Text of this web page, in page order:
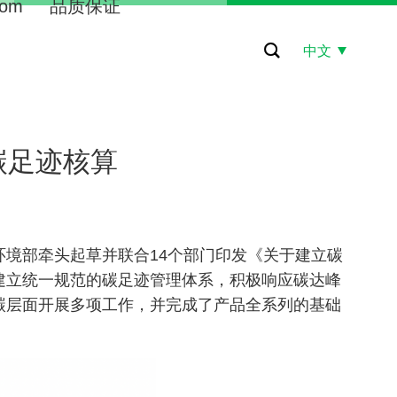
品质保证
中文
迹核算
部牵头起草并联合14个部门印发《关于建立碳
统一规范的碳足迹管理体系，积极响应碳达峰
面开展多项工作，并完成了产品全系列的基础